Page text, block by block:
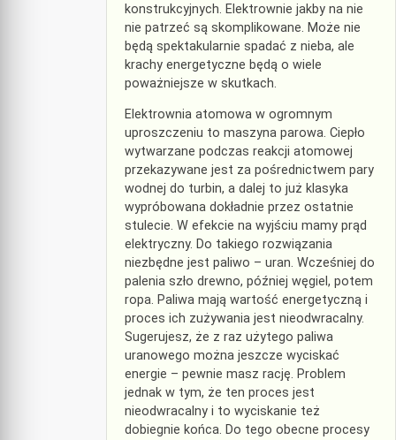
konstrukcyjnych. Elektrownie jakby na nie
nie patrzeć są skomplikowane. Może nie
będą spektakularnie spadać z nieba, ale
krachy energetyczne będą o wiele
poważniejsze w skutkach.
Elektrownia atomowa w ogromnym
uproszczeniu to maszyna parowa. Ciepło
wytwarzane podczas reakcji atomowej
przekazywane jest za pośrednictwem pary
wodnej do turbin, a dalej to już klasyka
wypróbowana dokładnie przez ostatnie
stulecie. W efekcie na wyjściu mamy prąd
elektryczny. Do takiego rozwiązania
niezbędne jest paliwo – uran. Wcześniej do
palenia szło drewno, później węgiel, potem
ropa. Paliwa mają wartość energetyczną i
proces ich zużywania jest nieodwracalny.
Sugerujesz, że z raz użytego paliwa
uranowego można jeszcze wyciskać
energie – pewnie masz rację. Problem
jednak w tym, że ten proces jest
nieodwracalny i to wyciskanie też
dobiegnie końca. Do tego obecne procesy